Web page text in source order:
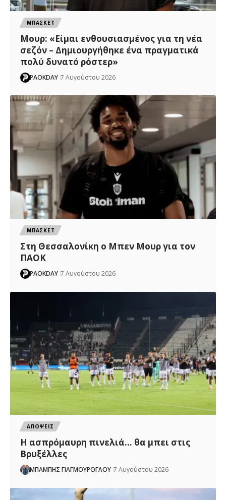
ΜΠΑΣΚΕΤ
Μουρ: «Είμαι ενθουσιασμένος για τη νέα
σεζόν – Δημιουργήθηκε ένα πραγματικά
πολύ δυνατό ρόστερ»
PAOKDAY 7 Αυγούστου 2026
ΜΠΑΣΚΕΤ
Στη Θεσσαλονίκη ο Μπεν Μουρ για τον
ΠΑΟΚ
PAOKDAY 7 Αυγούστου 2026
ΑΠΟΨΕΙΣ
Η ασπρόμαυρη πινελιά… θα μπει στις
Βρυξέλλες
ΜΠΑΜΠΗΣ ΓΙΑΓΜΟΥΡΟΓΛΟΥ 7 Αυγούστου 2026